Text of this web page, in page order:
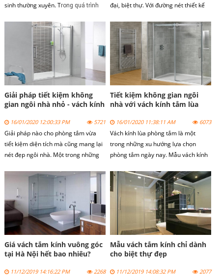
sinh thường xuyên. Trong quá trình
đề vệ sinh cho kính cũng rất quan
đại, biệt thự. Với đường nét thiết kế
mang lại những trải nghiệm thư giãn
khi sử vách kính phòng tắm.
Giải pháp tiết kiệm không
gian ngôi nhà nhỏ - vách kính
16/01/2020 12:00:33 PM 5721
Giải pháp nào cho phòng tắm vừa
tiết kiệm diện tích mà cũng mang lại
nét đẹp ngôi nhà. Một trong những
Tiết kiệm không gian ngôi
nhà với vách kính tắm lùa
16/01/2020 11:38:11 AM 6073
Vách kính lùa phòng tắm là một
trong những xu hướng lựa chọn
phòng tắm ngày nay. Mẫu vách kính
tiết kiệm không gian, diện tích ngôi
nhà.
Giá vách tắm kính vuông góc
tại Hà Nội hết bao nhiêu?
11/12/2019 14:16:22 PM 2268
Mẫu vách tắm kính chỉ dành
cho biệt thự đẹp
11/12/2019 14:08:32 PM 2077